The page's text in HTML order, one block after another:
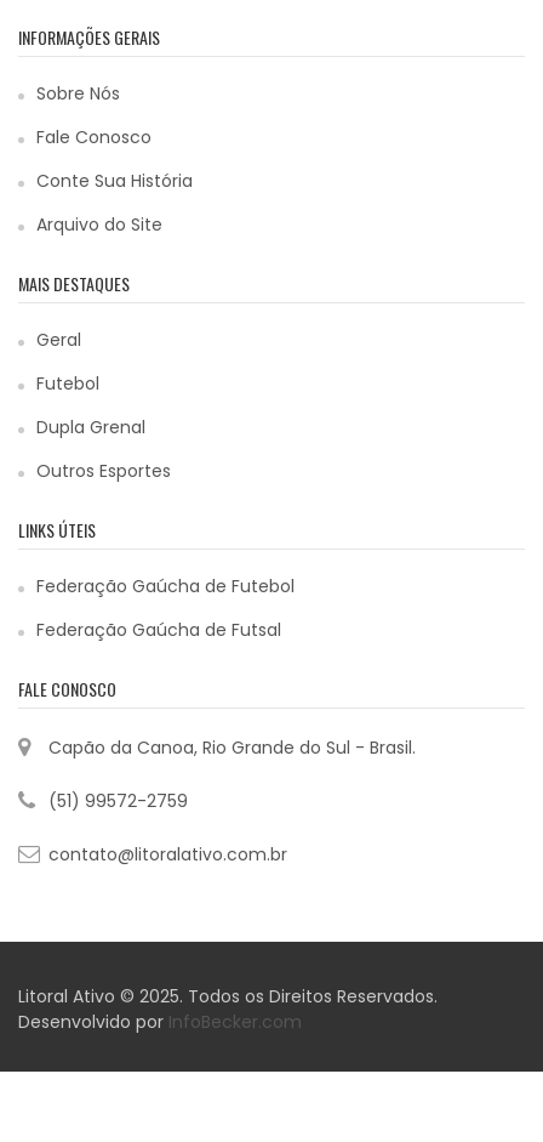
INFORMAÇÕES GERAIS
Sobre Nós
Fale Conosco
Conte Sua História
Arquivo do Site
MAIS DESTAQUES
Geral
Futebol
Dupla Grenal
Outros Esportes
LINKS ÚTEIS
Federação Gaúcha de Futebol
Federação Gaúcha de Futsal
FALE CONOSCO
Capão da Canoa, Rio Grande do Sul - Brasil.
(51) 99572-2759
contato@litoralativo.com.br
Litoral Ativo © 2025. Todos os Direitos Reservados.
Desenvolvido por InfoBecker.com